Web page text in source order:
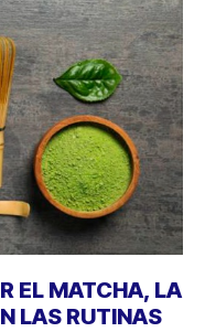
EL MATCHA, LA
LAS RUTINAS